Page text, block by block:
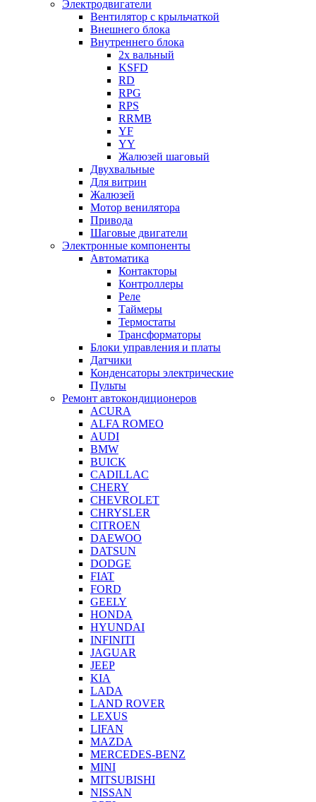
Электродвигатели
Вентилятор с крыльчаткой
Внешнего блока
Внутреннего блока
2х вальный
KSFD
RD
RPG
RPS
RRMB
YF
YY
Жалюзей шаговый
Двухвальные
Для витрин
Жалюзей
Мотор венилятора
Привода
Шаговые двигатели
Электронные компоненты
Автоматика
Контакторы
Контроллеры
Реле
Таймеры
Термостаты
Трансформаторы
Блоки управления и платы
Датчики
Конденсаторы электрические
Пульты
Ремонт автокондиционеров
ACURA
ALFA ROMEO
AUDI
BMW
BUICK
CADILLAC
CHERY
CHEVROLET
CHRYSLER
CITROEN
DAEWOO
DATSUN
DODGE
FIAT
FORD
GEELY
HONDA
HYUNDAI
INFINITI
JAGUAR
JEEP
KIA
LADA
LAND ROVER
LEXUS
LIFAN
MAZDA
MERCEDES-BENZ
MINI
MITSUBISHI
NISSAN